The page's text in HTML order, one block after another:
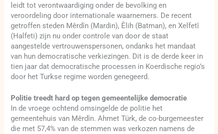
leidt tot verontwaardiging onder de bevolking en
veroordeling door internationale waarnemers. De recent
getroffen steden Mêrdîn (Mardin), Êlih (Batman), en Xelfetî
(Halfeti) zijn nu onder controle van door de staat
aangestelde vertrouwenspersonen, ondanks het mandaat
van hun democratische verkiezingen. Dit is de derde keer in
tien jaar dat democratische processen in Koerdische regio’s
door het Turkse regime worden genegeerd.
Politie treedt hard op tegen gemeentelijke democratie
In de vroege ochtend omsingelde de politie het
gemeentehuis van Mêrdîn. Ahmet Türk, de co-burgemeester
die met 57,4% van de stemmen was verkozen namens de